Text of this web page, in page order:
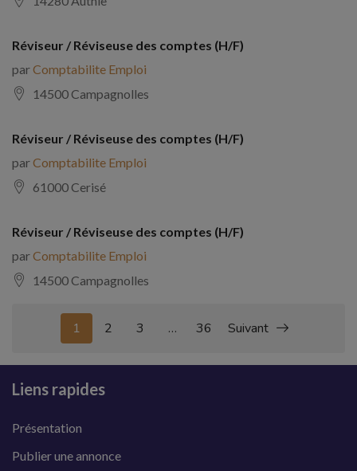
Réviseur / Réviseuse des comptes (H/F)
parComptabilite Emploi
14500 Campagnolles
Réviseur / Réviseuse des comptes (H/F)
parComptabilite Emploi
61000 Cerisé
Réviseur / Réviseuse des comptes (H/F)
parComptabilite Emploi
14500 Campagnolles
1 2 3 … 36 Suivant
Liens rapides
Présentation
Publier une annonce